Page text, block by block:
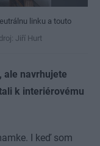
linku a touto
Jiří Hurt
ale navrhujete
k interiérovému
I keď som